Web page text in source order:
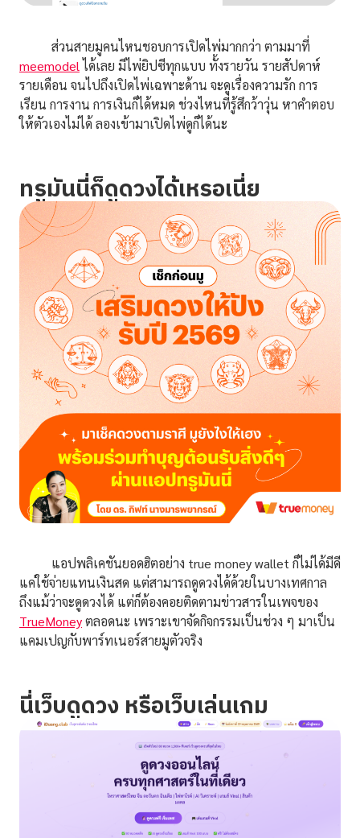
ส่วนสายมูคนไหนชอบการเปิดไพ่มากกว่า ตามมาที่
meemodelได้เลย มีไพ่ยิปซีทุกแบบ ทั้งรายวัน รายสัปดาห์
รายเดือน จนไปถึงเปิดไพ่เฉพาะด้าน จะดูเรื่องความรัก การ
เรียน การงาน การเงินก็ได้หมด ช่วงไหนที่รู้สึกว้าวุ่น หาคำตอบ
ให้ตัวเองไม่ได้ ลองเข้ามาเปิดไพ่ดูก็ได้นะ
ทรูมันนี่ก็ดูดวงได้เหรอเนี่ย
แอปพลิเคชันยอดฮิตอย่าง true money wallet ก็ไม่ได้มีดี
แค่ใช้จ่ายแทนเงินสด แต่สามารถดูดวงได้ด้วยในบางเทศกาล
ถึงแม้ว่าจะดูดวงได้ แต่ก็ต้องคอยติดตามข่าวสารในเพจของ
TrueMoneyตลอดนะ เพราะเขาจัดกิจกรรมเป็นช่วง ๆ มาเป็น
แคมเปญกับพาร์ทเนอร์สายมูตัวจริง
นี่เว็บดูดวง หรือเว็บเล่นเกม